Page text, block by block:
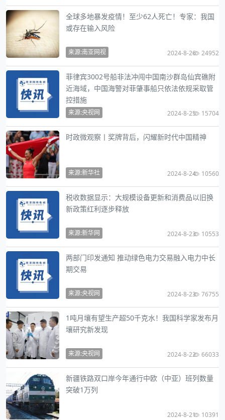
全球多地暴发疫情！至少62人死亡！专家：我国
或存在输入风险
来源:南亚网视 2024-8-26 24952
菲律宾3002号船非法冲闯中国南沙群岛仙宾礁附
近海域，中国海警对菲肇事船只依法依规采取管
控措施
来源:央视网 2024-8-25 15704
时政微观察丨奖牌背后，闪耀新时代中国精神
来源:新华社 2024-8-24 10560
税收数据显示：大规模设备更新和消费品以旧换
新政策红利逐步释放
来源:新华网 2024-8-23 10553
两部门印发通知 推动绿色电力交易融入电力中长
期交易
来源:央视网 2024-8-23 76755
1吨月壤有望生产超50千克水！我国科学家发布月
壤研究新发现
来源:央视网 2024-8-22 66033
新疆铁路双口岸今年通行中欧（中亚）班列数量
突破1万列
2024-8-21 10391